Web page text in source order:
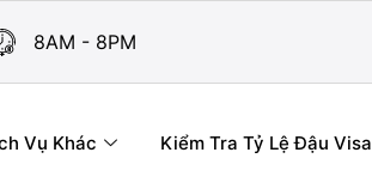
8AM - 8PM
Vụ Khác Kiểm Tra Tỷ Lệ Đậu Visa